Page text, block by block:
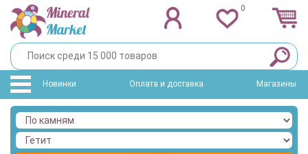
0
Новинки Оплата и доставка Магазины